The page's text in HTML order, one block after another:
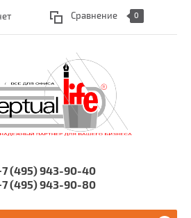
Сравнение 0
(495) 943-90-40
(495) 943-90-80